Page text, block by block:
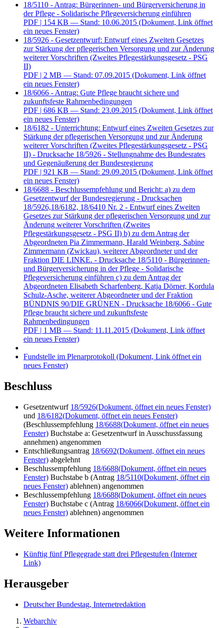
18/5110 - Antrag: Bürgerinnen- und Bürgerversicherung in
der Pflege - Solidarische Pflegeversicherung einführen
PDF | 154 KB — Stand: 10.06.2015 (Dokument, Link öffnet
ein neues Fenster)
18/5926 - Gesetzentwurf: Entwurf eines Zweiten Gesetzes
zur Stärkung der pflegerischen Versorgung und zur Änderung
weiterer Vorschriften (Zweites Pflegestärkungsgesetz - PSG
II)
PDF | 2 MB — Stand: 07.09.2015 (Dokument, Link öffnet
ein neues Fenster)
18/6066 - Antrag: Gute Pflege braucht sichere und
zukunftsfeste Rahmenbedingungen
PDF | 686 KB — Stand: 23.09.2015 (Dokument, Link öffnet
ein neues Fenster)
18/6182 - Unterrichtung: Entwurf eines Zweiten Gesetzes zur
Stärkung der pflegerischen Versorgung und zur Änderung
weiterer Vorschriften (Zweites Pflegestärkungsgesetz - PSG
II) - Drucksache 18/5926 - Stellungnahme des Bundesrates
und Gegenäußerung der Bundesregierung
PDF | 921 KB — Stand: 29.09.2015 (Dokument, Link öffnet
ein neues Fenster)
18/6688 - Beschlussempfehlung und Bericht: a) zu dem
Gesetzentwurf der Bundesregierung - Drucksachen
18/5926,18/6182, 18/6410 Nr. 2 - Entwurf eines Zweiten
Gesetzes zur Stärkung der pflegerischen Versorgung und zur
Änderung weiterer Vorschriften (Zweites
Pflegestärkungsgesetz - PSG II) b) zu dem Antrag der
Abgeordneten Pia Zimmermann, Harald Weinberg, Sabine
Zimmermann (Zwickau), weiterer Abgeordneter und der
Fraktion DIE LINKE. - Drucksache 18/5110 - Bürgerinnen-
und Bürgerversicherung in der Pflege - Solidarische
Pflegeversicherung einführen c) zu dem Antrag der
Abgeordneten Elisabeth Scharfenberg, Katja Dörner, Kordula
Schulz-Asche, weiterer Abgeordneter und der Fraktion
BÜNDNIS 90/DIE GRÜNEN - Drucksache 18/6066 - Gute
Pflege braucht sichere und zukunftsfeste
Rahmenbedingungen
PDF | 1 MB — Stand: 11.11.2015 (Dokument, Link öffnet
ein neues Fenster)
Fundstelle im Plenarprotokoll (Dokument, Link öffnet ein
neues Fenster)
Beschluss
Gesetzentwurf 18/5926(Dokument, öffnet ein neues Fenster)
und 18/6182(Dokument, öffnet ein neues Fenster)
(Beschlussempfehlung 18/6688(Dokument, öffnet ein neues
Fenster) Buchstabe a: Gesetzentwurf in Ausschussfassung
annehmen) angenommen
Entschließungsantrag 18/6692(Dokument, öffnet ein neues
Fenster) abgelehnt
Beschlussempfehlung 18/6688(Dokument, öffnet ein neues
Fenster) Buchstabe b (Antrag 18/5110(Dokument, öffnet ein
neues Fenster) ablehnen) angenommen
Beschlussempfehlung 18/6688(Dokument, öffnet ein neues
Fenster) Buchstabe c (Antrag 18/6066(Dokument, öffnet ein
neues Fenster) ablehnen) angenommen
Weitere Informationen
Künftig fünf Pflegegrade statt drei Pflegestufen (Interner
Link)
Herausgeber
Deutscher Bundestag, Internetredaktion
Webarchiv